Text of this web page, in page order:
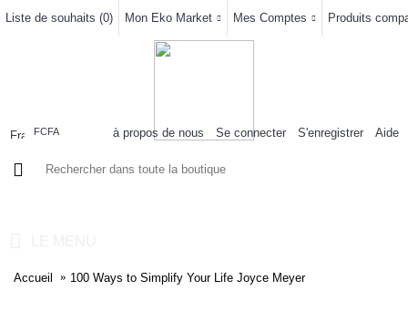
Liste de souhaits (0) Mon Eko Market Mes Comptes Produits
FCFA à propos de nous Se connecter S'enregistrer Aide
Accueil 100 Ways to Simplify Your Life Joyce Meyer